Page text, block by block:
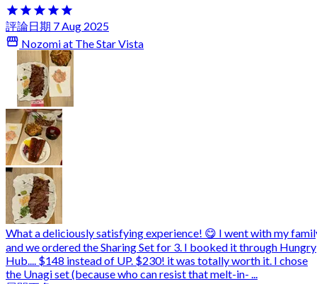
評論日期 7 Aug 2025
Nozomi at The Star Vista
What a deliciously satisfying experience! 😋 I went with my
and we ordered the Sharing Set for 3. I booked it through Hungry
Hub.... $148 instead of UP. $230! it was totally worth it. I chose
the Unagi set (because who can resist that melt-in- ...